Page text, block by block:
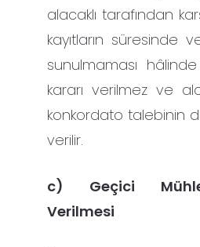
alacaklı tarafından
kayıtların süresinde
sunulmaması
kararı verilmez ve
konkordato talebinin
verilir.
c) Geçici
Verilmesi